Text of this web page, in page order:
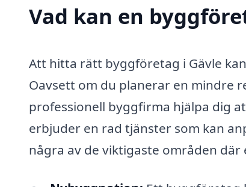
Vad kan en
Att hitta rätt byggföretag i Gävle
Oavsett om du planerar en mindre
professionell byggfirma hjälpa dig
erbjuder en rad tjänster som kan
några av de viktigaste områden